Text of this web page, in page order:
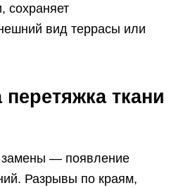
сохраняет
вид террасы или
ткани
— появление
Разрывы по краям,